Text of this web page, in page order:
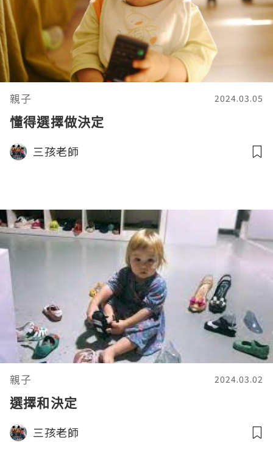
親子 2024.03.05
懂得選擇做決定
三孩老師
親子 2024.03.02
選擇和決定
三孩老師